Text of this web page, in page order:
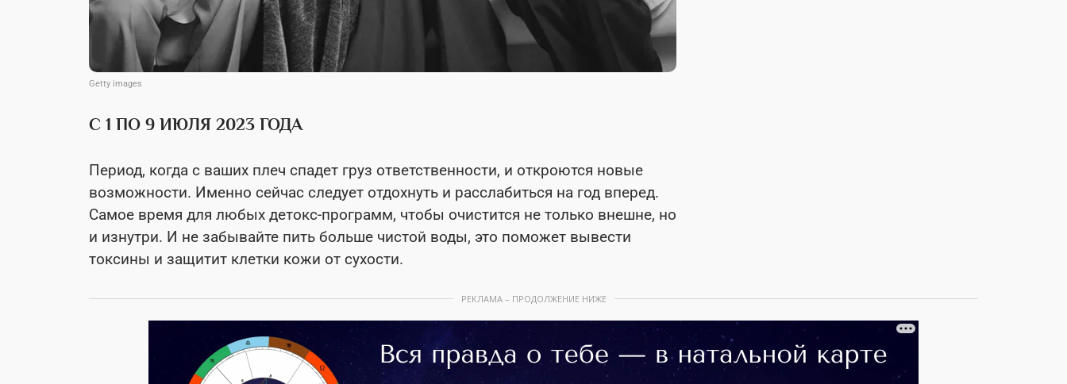
Getty images
С 1 ПО 9 ИЮЛЯ 2023 ГОДА
Период, когда с ваших плеч спадет груз ответственности, и откроются новые
возможности. Именно сейчас следует отдохнуть и расслабиться на год вперед.
Самое время для любых детокс-программ, чтобы очистится не только внешне, но
и изнутри. И не забывайте пить больше чистой воды, это поможет вывести
токсины и защитит клетки кожи от сухости.
РЕКЛАМА – ПРОДОЛЖЕНИЕ НИЖЕ